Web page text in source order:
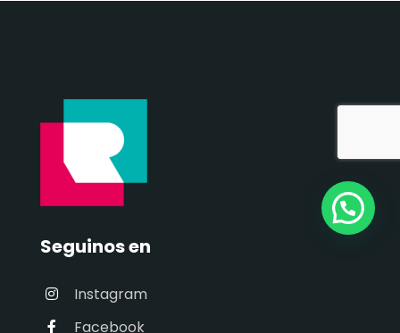
Seguinos en
Instagram
Facebook